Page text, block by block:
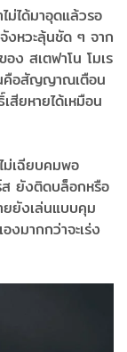
ม่ได้มาอุดแล้วรอ
งหวะลุ้นชัด ๆ จาก
ง สเตฟาโน โมเร
คือสัญญาณเตือน
สียหายได้เหมือน
ม่เฉียบคมพอ
ส ยังติดบล็อกหรือ
ยยังเล่นแบบคุม
งมากกว่าจะเร่ง